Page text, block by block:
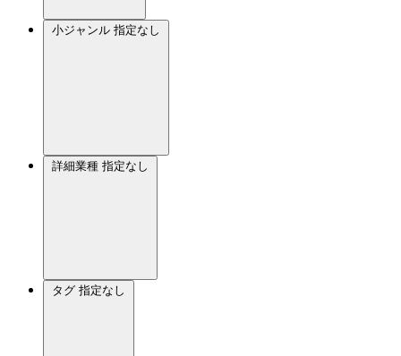
小ジャンル 指定なし
詳細業種 指定なし
タグ 指定なし